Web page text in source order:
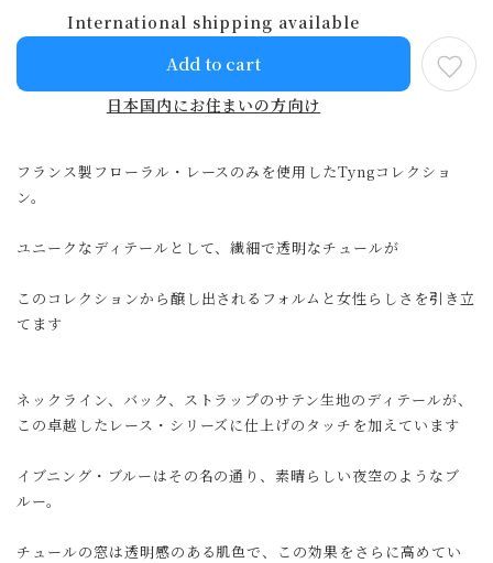
International shipping available
Add to cart
日本国内にお住まいの方向け
フランス製フローラル・レースのみを使用したTyngコレクショ
ン。
ユニークなディテールとして、繊細で透明なチュールが
このコレクションから醸し出されるフォルムと女性らしさを引き立
てます
ネックライン、バック、ストラップのサテン生地のディテールが、
この卓越したレース・シリーズに仕上げのタッチを加えています
イブニング・ブルーはその名の通り、素晴らしい夜空のようなブ
ルー。
チュールの窓は透明感のある肌色で、この効果をさらに高めてい